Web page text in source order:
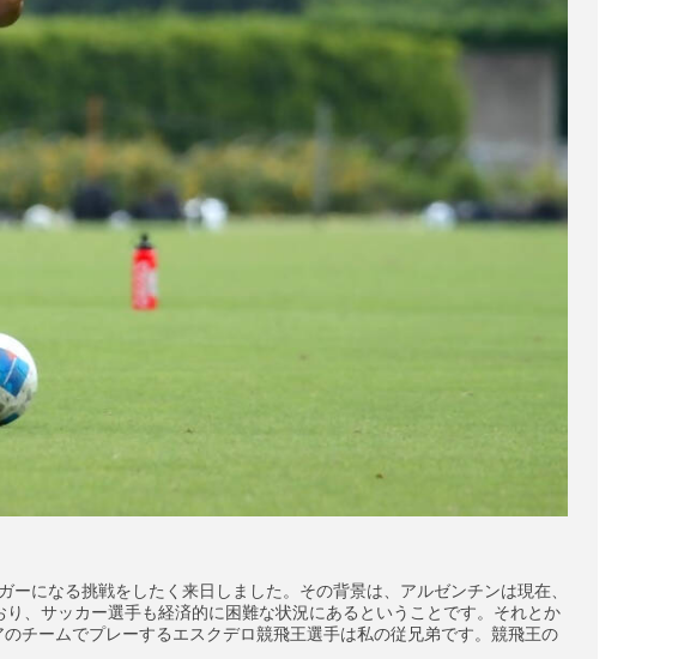
になる挑戦をしたく来日しました。その背景は、アルゼンチンは現在、
、サッカー選手も経済的に困難な状況にあるということです。それとか
チームでプレーするエスクデロ競飛王選手は私の従兄弟です。競飛王の